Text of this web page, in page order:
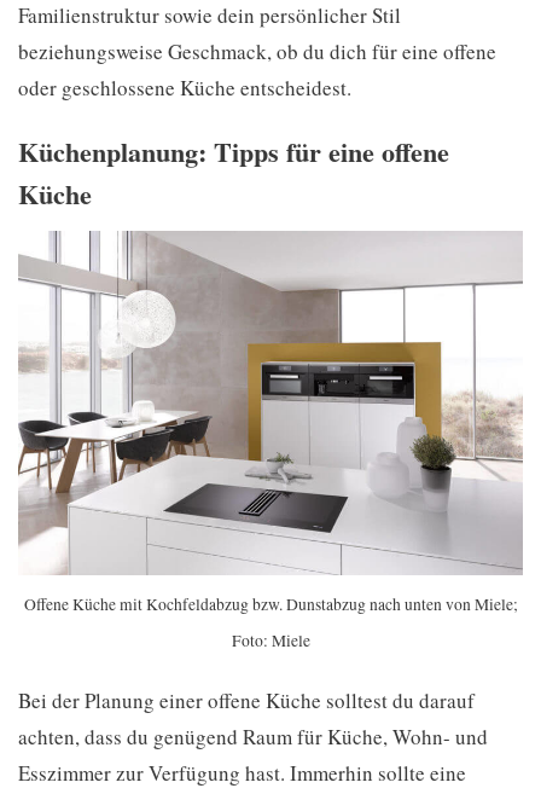
Familienstruktur sowie dein persönlicher Stil
beziehungsweise Geschmack, ob du dich für eine offene
oder geschlossene Küche entscheidest.
Küchenplanung: Tipps für eine offene
Küche
Offene Küche mit Kochfeldabzug bzw. Dunstabzug nach unten von Miele;
Foto: Miele
Bei der Planung einer offene Küche solltest du darauf
achten, dass du genügend Raum für Küche, Wohn- und
Esszimmer zur Verfügung hast. Immerhin sollte eine